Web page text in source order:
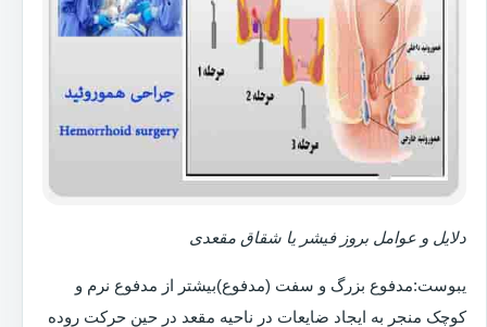
دلایل و عوامل بروز فیشر یا شقاق مقعدی
یبوست:مدفوع بزرگ و سفت (مدفوع)بیشتر از مدفوع نرم و
کوچک منجر به ایجاد ضایعات در ناحیه مقعد در حین حرکت روده